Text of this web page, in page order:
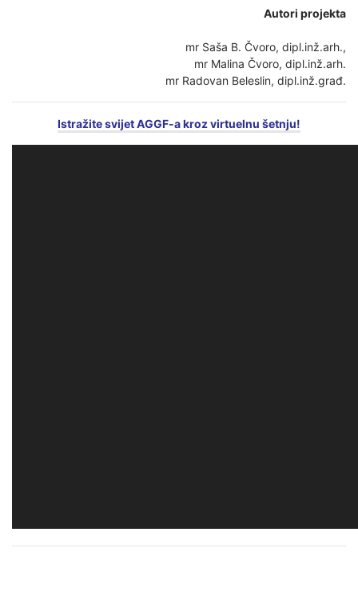
Autori projekta
mr Saša B. Čvoro, dipl.inž.arh.,
mr Malina Čvoro, dipl.inž.arh.
mr Radovan Beleslin, dipl.inž.građ.
Istražite svijet AGGF-a kroz virtuelnu šetnju!